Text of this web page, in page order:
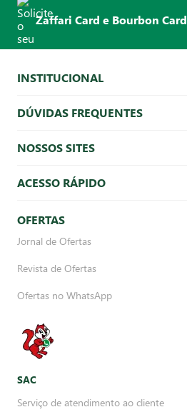
Zaffari Card e Bourbon Card
INSTITUCIONAL
DÚVIDAS FREQUENTES
NOSSOS SITES
ACESSO RÁPIDO
OFERTAS
Jornal de Ofertas
Revista de Ofertas
Ofertas no WhatsApp
SAC
Serviço de atendimento ao cliente